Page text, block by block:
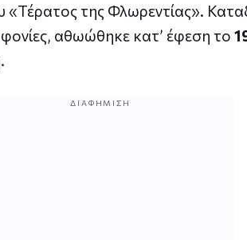
«Τέρατος της Φλωρεντίας».
αθωώθηκε κατ’ έφεση το
ΔΙΑΦΉΜΙΣΗ